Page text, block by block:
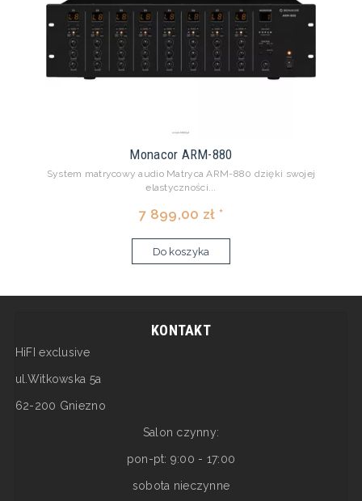
Monacor ARM-880
System matrycowy audio Matryca ARM-880 dzięki swojej
elastyczności...
7 899,00 zł *
Do koszyka
KONTAKT
HiFI exclusive
ul.Witkowska 5a
62-200 Gniezno
Salon czynny:
pon-pt: 9:00 - 17:00
sobota nieczynne